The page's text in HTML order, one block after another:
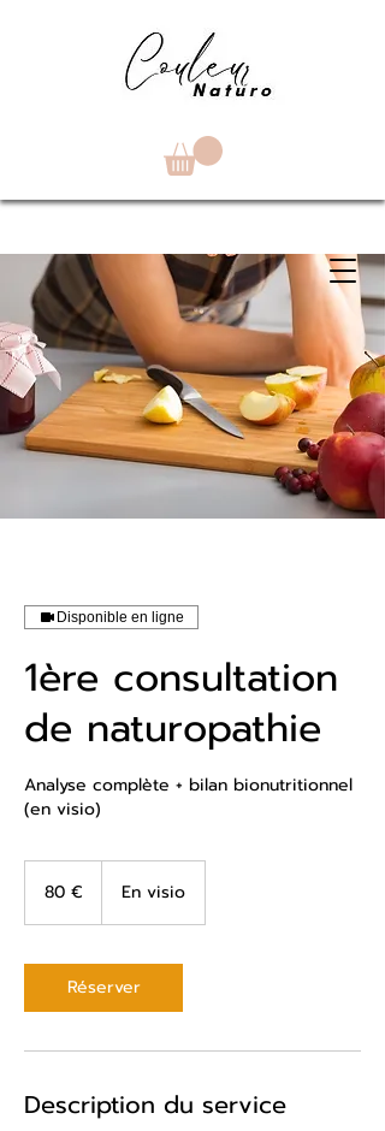
Disponible en ligne
1ère consultation
de naturopathie
Analyse complète + bilan bionutritionnel
(en visio)
80 € En visio
Réserver
Description du service